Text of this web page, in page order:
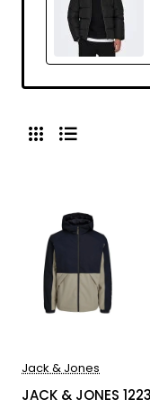
Jack & Jones
JACK & JONES